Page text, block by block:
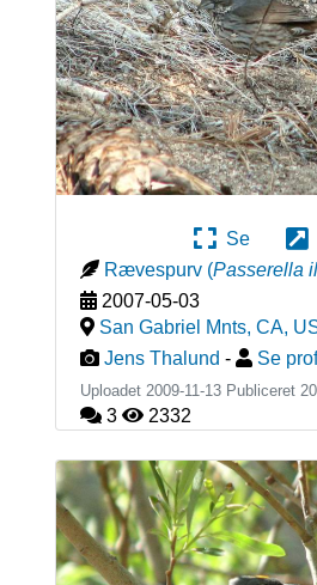
Se
Rævespurv (Passerella
2007-05-03
San Gabriel Mnts, CA,
Jens Thalund - Se
Uploadet 2009-11-13 Publiceret
3 2332